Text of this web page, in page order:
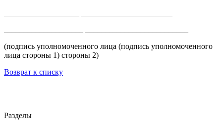
(подпись уполномоченного лица (подпись уполномоченного
лица стороны 1) стороны 2)
Возврат к списку
Разделы